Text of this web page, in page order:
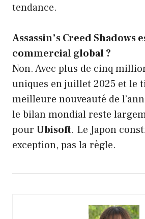
tendance.
Assassin’s Creed Shadows
commercial global ?
Non. Avec plus de cinq
uniques en juillet 2025 et le
meilleure nouveauté de
le bilan mondial reste
pour Ubisoft. Le Japon
exception, pas la règle.